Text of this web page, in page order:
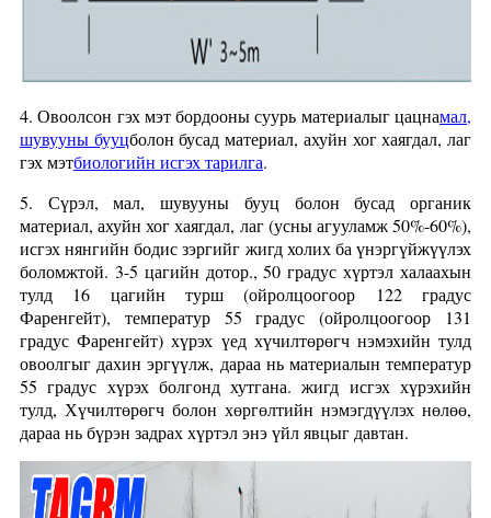
4. Овоолсон гэх мэт бордооны суурь материалыг цацнамал,
шувууны бууцболон бусад материал, ахуйн хог хаягдал, лаг
гэх мэтбиологийн исгэх тарилга.
5. Сүрэл, мал, шувууны бууц болон бусад органик
материал, ахуйн хог хаягдал, лаг (усны агууламж 50%-60%),
исгэх нянгийн бодис зэргийг жигд холих ба үнэргүйжүүлэх
боломжтой. 3-5 цагийн дотор., 50 градус хүртэл халаахын
тулд 16 цагийн турш (ойролцоогоор 122 градус
Фаренгейт), температур 55 градус (ойролцоогоор 131
градус Фаренгейт) хүрэх үед хүчилтөрөгч нэмэхийн тулд
овоолгыг дахин эргүүлж, дараа нь материалын температур
55 градус хүрэх болгонд хутгана. жигд исгэх хүрэхийн
тулд, Хүчилтөрөгч болон хөргөлтийн нэмэгдүүлэх нөлөө,
дараа нь бүрэн задрах хүртэл энэ үйл явцыг давтан.